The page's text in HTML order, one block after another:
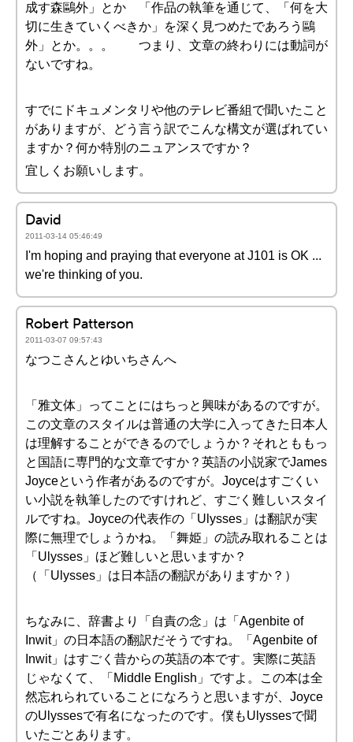
成す森鷗外」とか 「作品の執筆を通じて、「何を大
切に生きていくべきか」を深く見つめたであろう鷗
外」とか。。。 つまり、文章の終わりには動詞が
ないですね。
すでにドキュメンタリや他のテレビ番組で聞いたこと
がありますが、どう言う訳でこんな構文が選ばれてい
ますか？何か特別のニュアンスですか？
宜しくお願いします。
David
2011-03-14 05:46:49
I'm hoping and praying that everyone at J101 is OK ...
we're thinking of you.
Robert Patterson
2011-03-07 09:57:43
なつこさんとゆいちさんへ
「雅文体」ってことにはちっと興味があるのですが。
この文章のスタイルは普通の大学に入ってきた日本人
は理解することができるのでしょうか？それとももっ
と国語に専門的な文章ですか？英語の小説家でJames
Joyceという作者があるのですが。Joyceはすごくい
い小説を執筆したのですけれど、すごく難しいスタイ
ルですね。Joyceの代表作の「Ulysses」は翻訳が実
際に無理でしょうかね。「舞姫」の読み取れることは
「Ulysses」ほど難しいと思いますか？
（「Ulysses」は日本語の翻訳がありますか？）
ちなみに、辞書より「自責の念」は「Agenbite of
Inwit」の日本語の翻訳だそうですね。「Agenbite of
Inwit」はすごく昔からの英語の本です。実際に英語
じゃなくて、「Middle English」ですよ。この本は全
然忘れられていることになろうと思いますが、Joyce
のUlyssesで有名になったのです。僕もUlyssesで聞
いたごとあります。